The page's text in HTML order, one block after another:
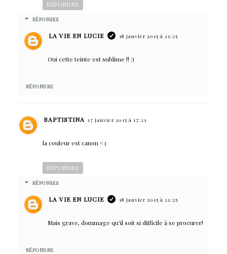
RÉPONDRE
RÉPONSES
LA VIE EN LUCIE 18 janvier 2015 à 21:25
Oui cette teinte est sublime !! :)
RÉPONDRE
BAPTISTINA 17 janvier 2015 à 17:21
la couleur est canon <3
RÉPONDRE
RÉPONSES
LA VIE EN LUCIE 18 janvier 2015 à 21:25
Mais grave, dommage qu'il soit si difficile à se procurer!
RÉPONDRE